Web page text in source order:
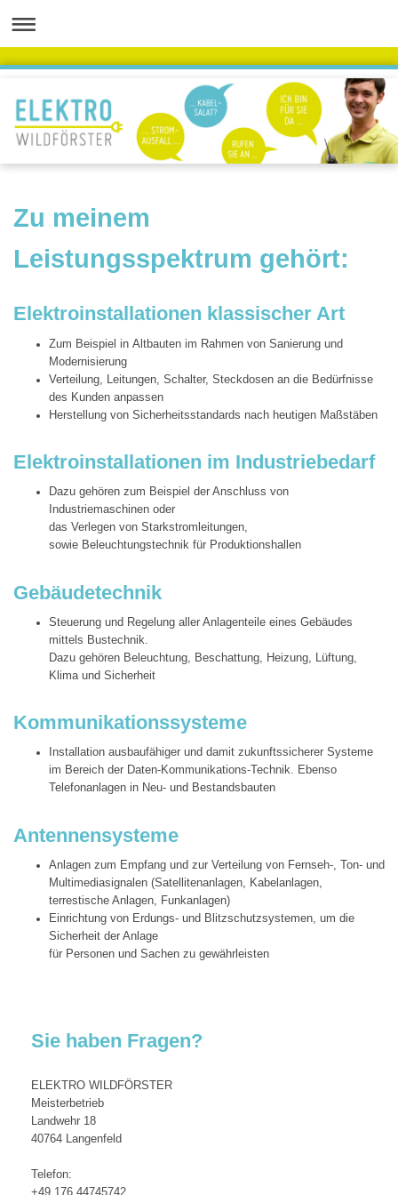
Zu meinem
Leistungsspektrum gehört:
Elektroinstallationen klassischer Art
Zum Beispiel in Altbauten im Rahmen von Sanierung und
Modernisierung
Verteilung, Leitungen, Schalter, Steckdosen an die Bedürfnisse
des Kunden anpassen
Herstellung von Sicherheitsstandards nach heutigen Maßstäben
Elektroinstallationen im Industriebedarf
Dazu gehören zum Beispiel der Anschluss von
Industriemaschinen oder
das Verlegen von Starkstromleitungen,
sowie Beleuchtungstechnik für Produktionshallen
Gebäudetechnik
Steuerung und Regelung aller Anlagenteile eines Gebäudes
mittels Bustechnik.
Dazu gehören Beleuchtung, Beschattung, Heizung, Lüftung,
Klima und Sicherheit
Kommunikationssysteme
Installation ausbaufähiger und damit zukunftssicherer Systeme
im Bereich der Daten-Kommunikations-Technik. Ebenso
Telefonanlagen in Neu- und Bestandsbauten
Antennensysteme
Anlagen zum Empfang und zur Verteilung von Fernseh-, Ton- und
Multimediasignalen (Satellitenanlagen, Kabelanlagen,
terrestische Anlagen, Funkanlagen)
Einrichtung von Erdungs- und Blitzschutzsystemen, um die
Sicherheit der Anlage
für Personen und Sachen zu gewährleisten
Sie haben Fragen?
ELEKTRO WILDFÖRSTER
Meisterbetrieb
Landwehr 18
40764 Langenfeld
Telefon:
+49 176 44745742